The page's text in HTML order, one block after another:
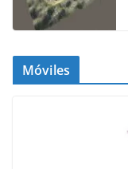
Móviles